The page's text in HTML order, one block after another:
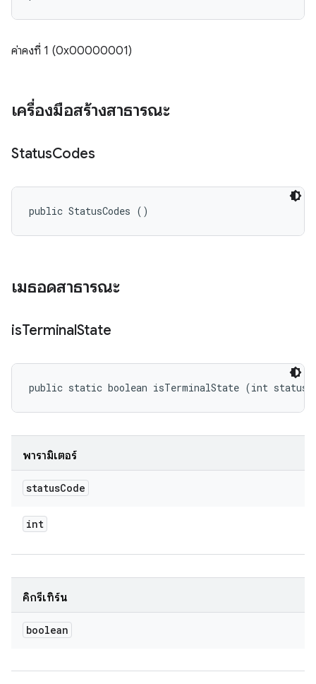
ค่าคงที่ 1 (0x00000001)
เครื่องมือสร้างสาธารณะ
StatusCodes
public StatusCodes ()
เมธอดสาธารณะ
isTerminalState
public static boolean isTerminalState (int
พารามิเตอร์
statusCode
int
คิกรีเทิร์น
boolean